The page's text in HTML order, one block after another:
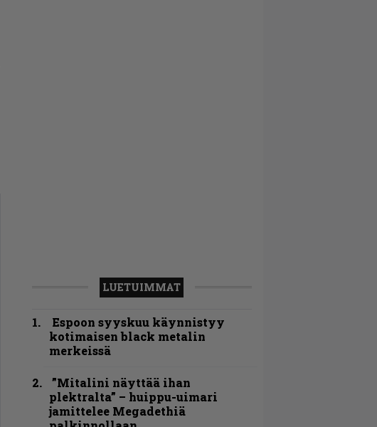
LUETUIMMAT
Espoon syyskuu käynnistyy
kotimaisen black metalin
merkeissä
”Mitalini näyttää ihan
plektralta” – huippu-uimari
jamittelee Megadethiä